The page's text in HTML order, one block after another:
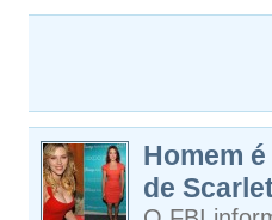
Homem
de